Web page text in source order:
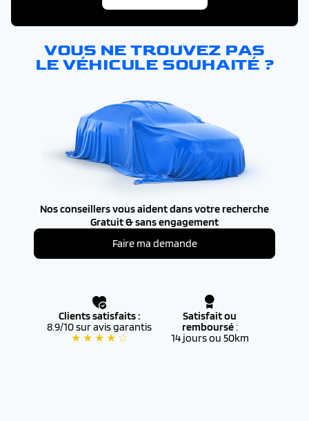
VOUS NE TROUVEZ PAS
LE VÉHICULE SOUHAITÉ ?
Nos conseillers vous aident dans votre recherche
Gratuit & sans engagement
Faire ma demande
Clients satisfaits :
8.9/10 sur avis garantis
★ ★ ★ ★ ☆
Satisfait ou
remboursé:
14 jours ou 50km